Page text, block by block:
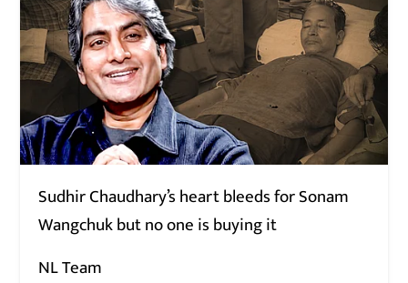
Sudhir Chaudhary’s heart bleeds for Sonam
Wangchuk but no one is buying it
NL Team